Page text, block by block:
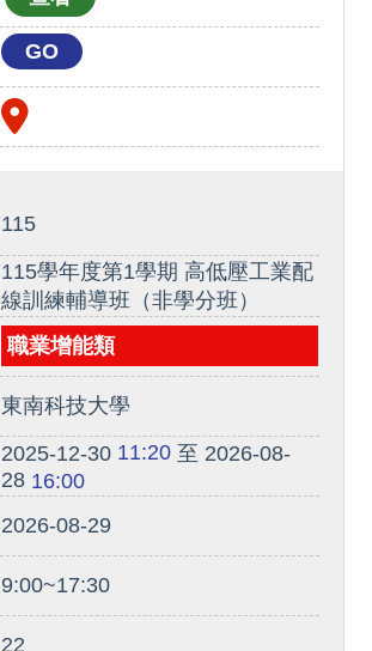
GO
115
115學年度第1學期 高低壓工業配
線訓練輔導班（非學分班）
職業增能類
東南科技大學
2025-12-3011:20至 2026-08-
2816:00
2026-08-29
9:00~17:30
22